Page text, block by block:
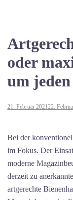
oder
um jeden
21. Februar 202122.
Bei der
im Fokus. Der
moderne
derzeit zu
artgerechte